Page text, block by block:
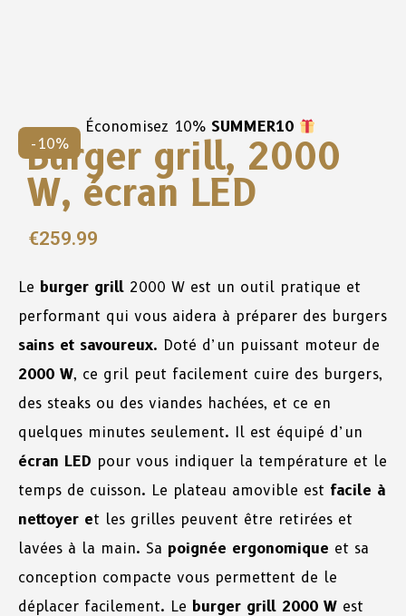
-10%
Économisez 10% SUMMER10
Burger grill, 2000
W, écran LED
€259.99
Le burger grill 2000 W est un outil pratique et
performant qui vous aidera à préparer des burgers
sains et savoureux. Doté d’un puissant moteur de
2000 W, ce gril peut facilement cuire des burgers,
des steaks ou des viandes hachées, et ce en
quelques minutes seulement. Il est équipé d’un
écran LED pour vous indiquer la température et le
temps de cuisson. Le plateau amovible est facile à
nettoyer et les grilles peuvent être retirées et
lavées à la main. Sa poignée ergonomique et sa
conception compacte vous permettent de le
déplacer facilement. Le burger grill 2000 W est